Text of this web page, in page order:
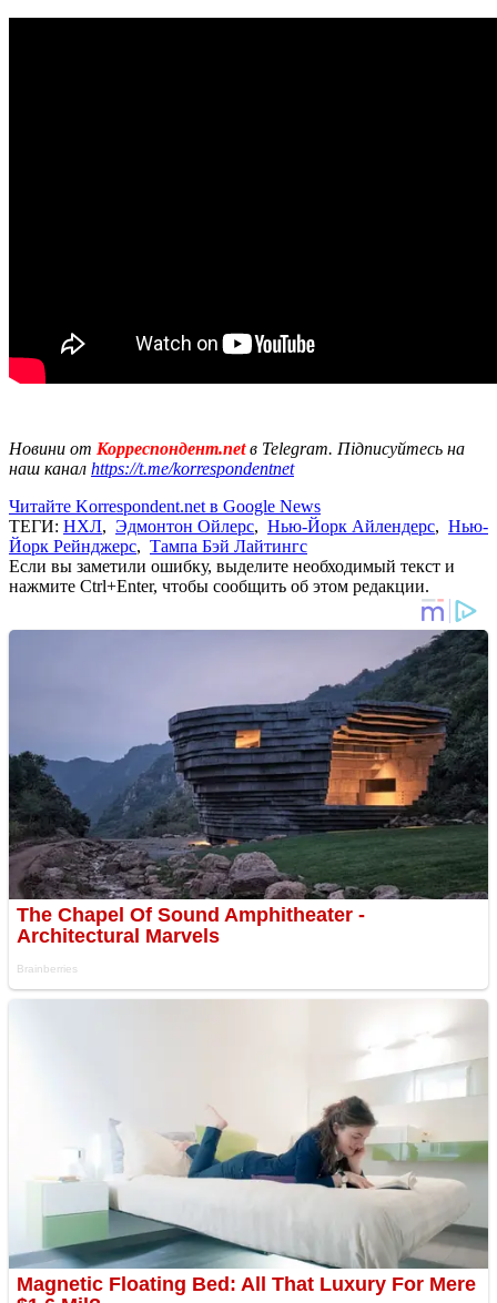
Новини от Корреспондент.netв Telegram. Підписуйтесь на
наш канал https://t.me/korrespondentnet
Читайте Korrespondent.net в Google News
ТЕГИ: НХЛ, Эдмонтон Ойлерс, Нью-Йорк Айлендерс, Нью-
Йорк Рейнджерс, Тампа Бэй Лайтингс
Если вы заметили ошибку, выделите необходимый текст и
нажмите Ctrl+Enter, чтобы сообщить об этом редакции.